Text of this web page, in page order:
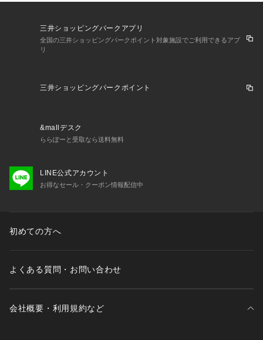
三井ショッピングパークアプリ
全国の三井ショッピングパークポイント対象施設でご利用できるアプ
リ
三井ショッピングパークポイント
&mallデスク
ららぽーと受取なら送料無料
LINE公式アカウント
お得なセール・クーポン情報配信中
初めての方へ
よくある質問・お問い合わせ
会社概要・利用規約など